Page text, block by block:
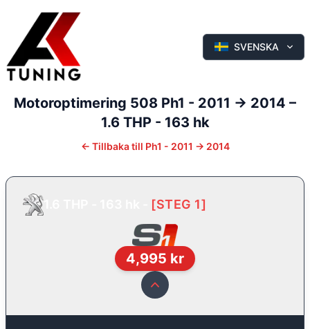
SVENSKA
Motoroptimering 508 Ph1 - 2011 -> 2014 –
1.6 THP - 163 hk
← Tillbaka till Ph1 - 2011 -> 2014
[STEG 1]
4,995 kr